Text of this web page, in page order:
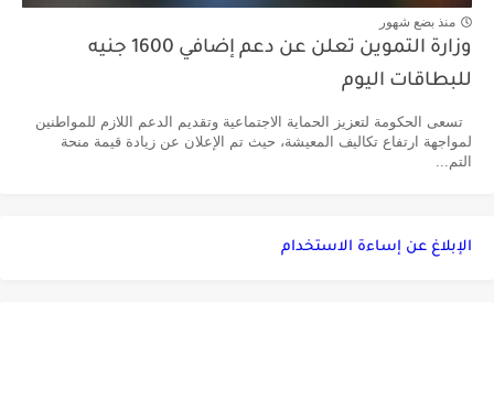
منذ بضع شهور
وزارة التموين تعلن عن دعم إضافي 1600 جنيه
للبطاقات اليوم
تسعى الحكومة لتعزيز الحماية الاجتماعية وتقديم الدعم اللازم للمواطنين
لمواجهة ارتفاع تكاليف المعيشة، حيث تم الإعلان عن زيادة قيمة منحة
التم...
الإبلاغ عن إساءة الاستخدام